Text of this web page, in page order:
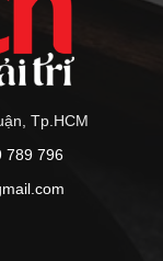
Tp.HCM
789 796